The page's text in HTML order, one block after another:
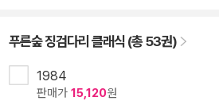
푸른숲 징검다리 클래식 (총 53권)
1984
판매가 15,120원